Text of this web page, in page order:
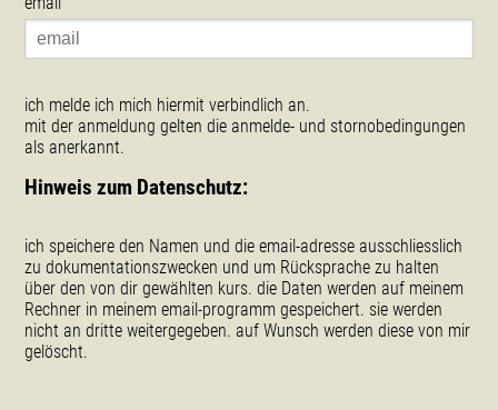
ich melde ich mich hiermit verbindlich an.
mit der anmeldung gelten die anmelde- und stornobedingungen
als anerkannt.
Hinweis zum Datenschutz:
ich speichere den Namen und die email-adresse ausschliesslich
zu dokumentationszwecken und um Rücksprache zu halten
über den von dir gewählten kurs. die Daten werden auf meinem
Rechner in meinem email-programm gespeichert. sie werden
nicht an dritte weitergegeben. auf Wunsch werden diese von mir
gelöscht.